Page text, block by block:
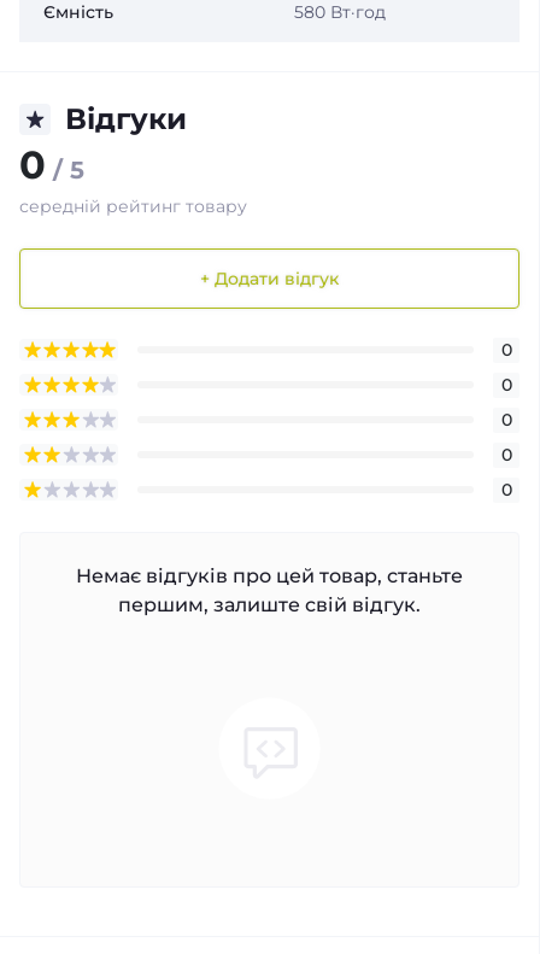
Ємність 580 Вт·год
Відгуки
0 / 5
середній рейтинг товару
+ Додати відгук
0
0
0
0
0
Немає відгуків про цей товар, станьте
першим, залиште свій відгук.